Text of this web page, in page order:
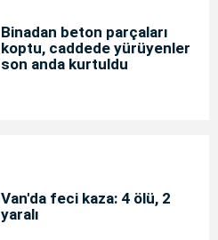
Binadan beton parçaları
koptu, caddede yürüyenler
son anda kurtuldu
Van'da feci kaza: 4 ölü, 2
yaralı